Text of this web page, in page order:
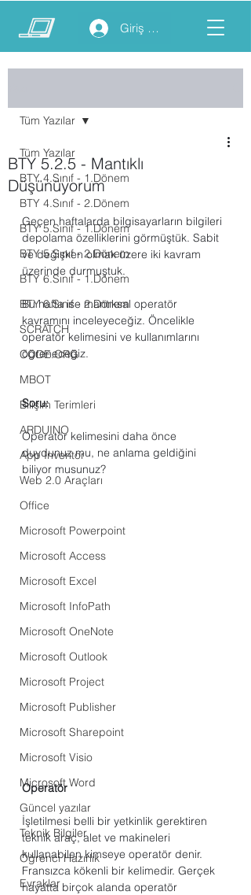
Giriş yap
Tüm Yazılar
BTY 4.Sınıf - 1.Dönem
BTY 4.Sınıf - 2.Dönem
BTY 5.Sınıf - 1.Dönem
BTY 5.Sınıf - 2.Dönem
BTY 6.Sınıf - 1.Dönem
BTY 6.Sınıf - 2.Dönem
SCRATCH
CODE.ORG
MBOT
Bilişim Terimleri
ARDUINO
App Inventor
Web 2.0 Araçları
Office
Microsoft Powerpoint
Microsoft Access
Microsoft Excel
Microsoft InfoPath
Microsoft OneNote
Microsoft Outlook
Microsoft Project
Microsoft Publisher
Microsoft Sharepoint
Microsoft Visio
Microsoft Word
Güncel yazılar
Teknik Bilgiler
Öğrenci Hazırlık
Evraklar
Tüm Yazılar
BTY 5.2.5 - Mantıklı
Düşünüyorum
Geçen haftalarda bilgisayarların bilgileri
depolama özelliklerini görmüştük. Sabit
ve değişken olmak üzere iki kavram
üzerinde durmuştuk.
Bu hafta ise mantıksal operatör
kavramını inceleyeceğiz. Öncelikle
operatör kelimesini ve kullanımlarını
öğreneceğiz.
Soru:
Operatör kelimesini daha önce
duydunuz mu, ne anlama geldiğini
biliyor musunuz?
Operatör
İşletilmesi belli bir yetkinlik gerektiren
teknik araç, alet ve makineleri
kullanabilen kimseye operatör denir.
Fransızca kökenli bir kelimedir. Gerçek
hayatta birçok alanda operatör